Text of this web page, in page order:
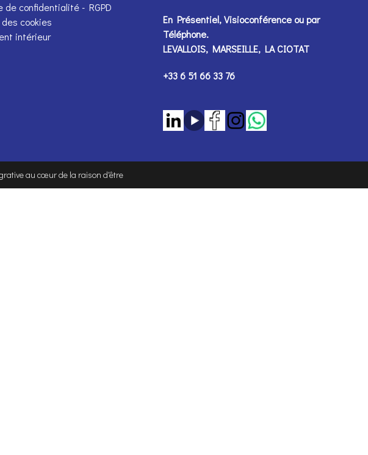
de confidentialité - RGPD
cookies
intérieur
En Présentiel, Visioconférence ou par
Téléphone.
LEVALLOIS, MARSEILLE, LA CIOTAT
+33 6 51 66 33 76
au cœur de la raison d'être